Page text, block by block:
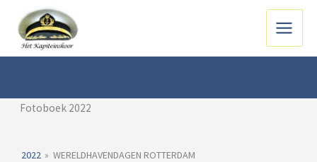
naar
inhoud
Main
Fotoboek 2022
2022 » WERELDHAVENDAGEN ROTTERDAM